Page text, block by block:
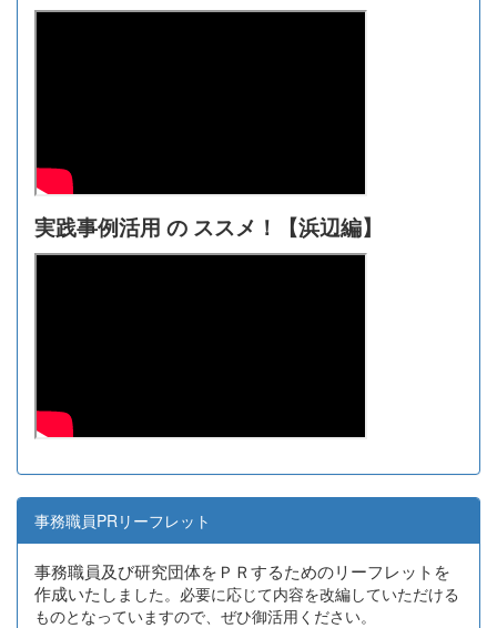
実践事例活用 の ススメ！【浜辺編】
事務職員PRリーフレット
事務職員及び研究団体をＰＲするためのリーフレットを
作成いたし ました。必要に応じて内容を改編していただける
ものとなっていますので、ぜひ御活用ください。